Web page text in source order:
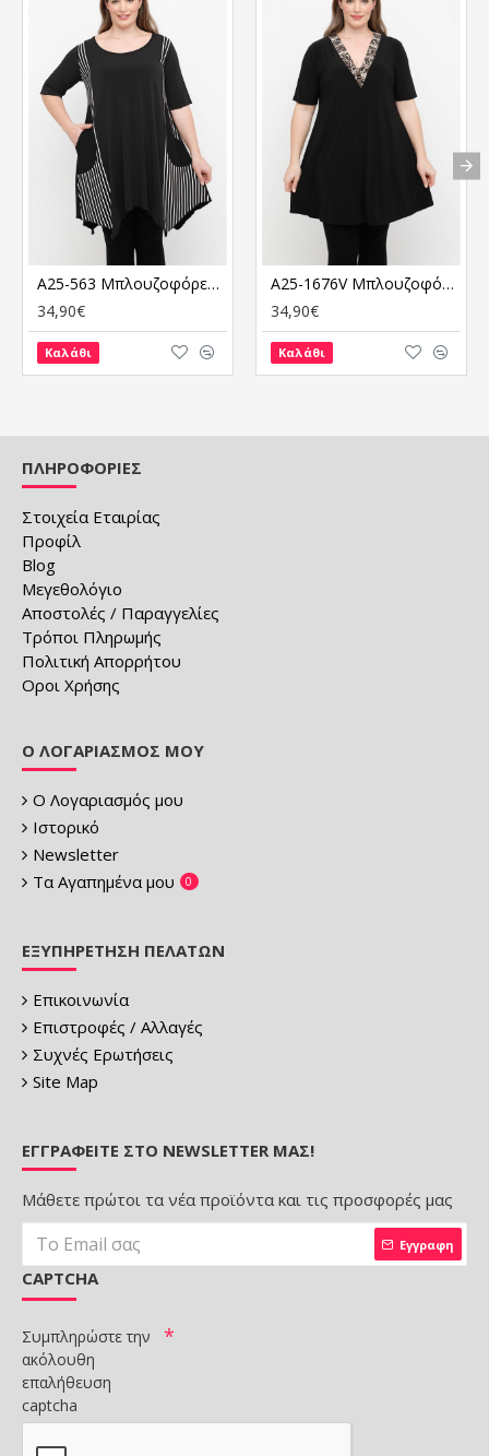
A25-563 Μπλουζοφόρεμα με Ρίγες
34,90€
Καλάθι
A25-1676V Μπλουζοφόρεμα με Εμπριμέ
34,90€
Καλάθι
ΠΛΗΡΟΦΟΡΙΕΣ
Στοιχεία Εταιρίας
Προφίλ
Blog
Μεγεθολόγιο
Αποστολές / Παραγγελίες
Τρόποι Πληρωμής
Πολιτική Απορρήτου
Οροι Χρήσης
Ο ΛΟΓΑΡΙΑΣΜΌΣ ΜΟΥ
Ο Λογαριασμός μου
Ιστορικό
Newsletter
Τα Αγαπημένα μου
0
ΕΞΥΠΗΡΈΤΗΣΗ ΠΕΛΑΤΏΝ
Επικοινωνία
Επιστροφές / Αλλαγές
Συχνές Ερωτήσεις
Site Map
ΕΓΓΡΑΦΕΊΤΕ ΣΤΟ NEWSLETTER ΜΑΣ!
Μάθετε πρώτοι τα νέα προϊόντα και τις προσφορές μας
Εγγραφη
CAPTCHA
Συμπληρώστε την
ακόλουθη
επαλήθευση
captcha